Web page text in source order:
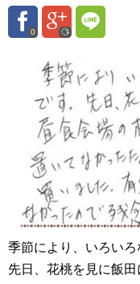
0
季節により、いろいろ
先日、花桃を見に飯